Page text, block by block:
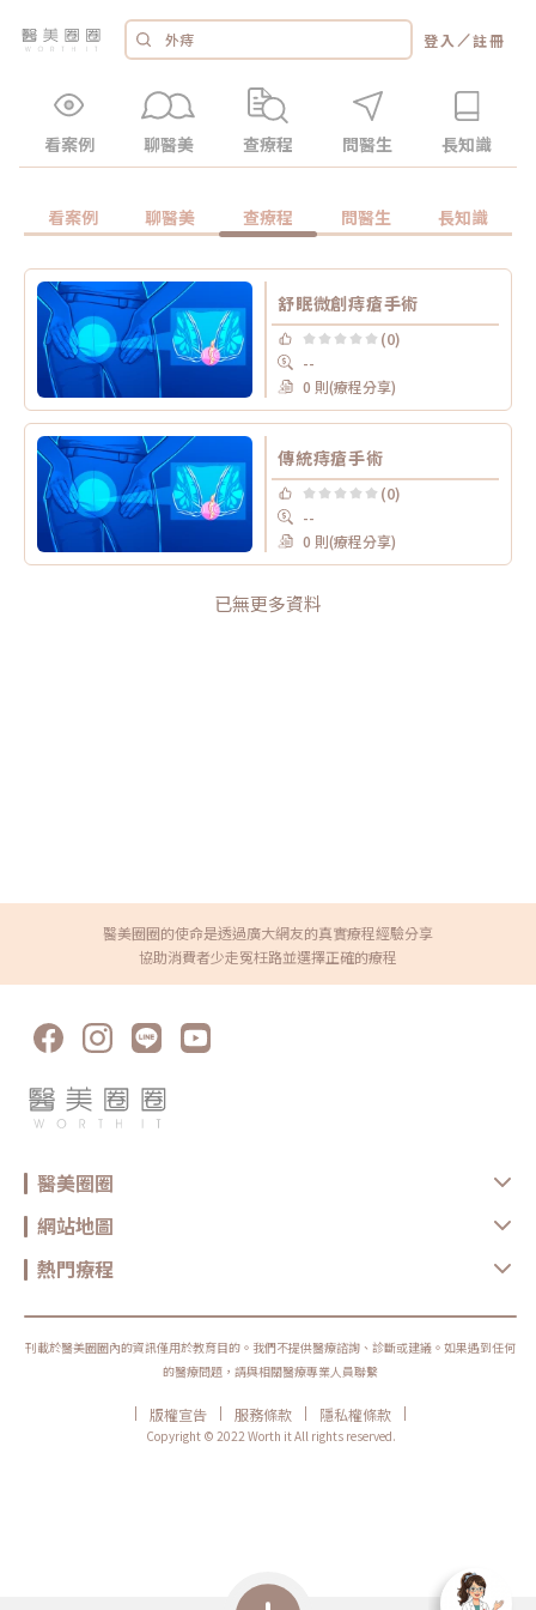
登入 ／註冊
看案例 聊醫美 查療程 問醫生 長知識
看案例 聊醫美 查療程 問醫生 長知識
舒眠微創痔瘡手術
(0)
--
0 則(療程分享)
傳統痔瘡手術
(0)
--
0 則(療程分享)
已無更多資料
醫美圈圈的使命是透過廣大網友的真實療程經驗分享
協助消費者少走冤枉路並選擇正確的療程
醫美圈圈
網站地圖
熱門療程
刊載於醫美圈圈內的資訊僅用於教育目的。我們不提供醫療諮詢、診斷或建議。如果遇到任何
的醫療問題，請與相關醫療專業人員聯繫
| 版權宣告 | 服務條款 | 隱私權條款
|
Copyright © 2022 Worth it All rights reserved.